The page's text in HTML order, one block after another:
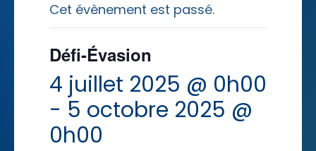
Cet évènement est passé.
Défi-Évasion
4 juillet 2025 @ 0h00
- 5 octobre 2025 @
0h00